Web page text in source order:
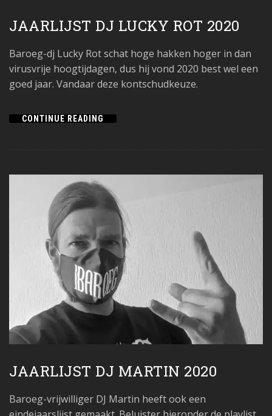
JAARLIJST DJ LUCKY ROT 2020
Baroeg-dj Lucky Rot schat hoge hakken hoger in dan
virusvrije hoogtijdagen, dus hij vond 2020 best wel een
goed jaar. Vandaar deze kontschudkeuze.
CONTINUE READING
JAARLIJST DJ MARTIN 2020
Baroeg-vrijwilliger DJ Martin heeft ook een